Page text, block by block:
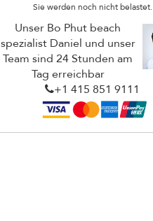
Sie werden noch nicht belastet.
Unser Bo Phut beach
spezialist Daniel und unser
Team sind 24 Stunden am
Tag erreichbar
+1 ​415 851 9111